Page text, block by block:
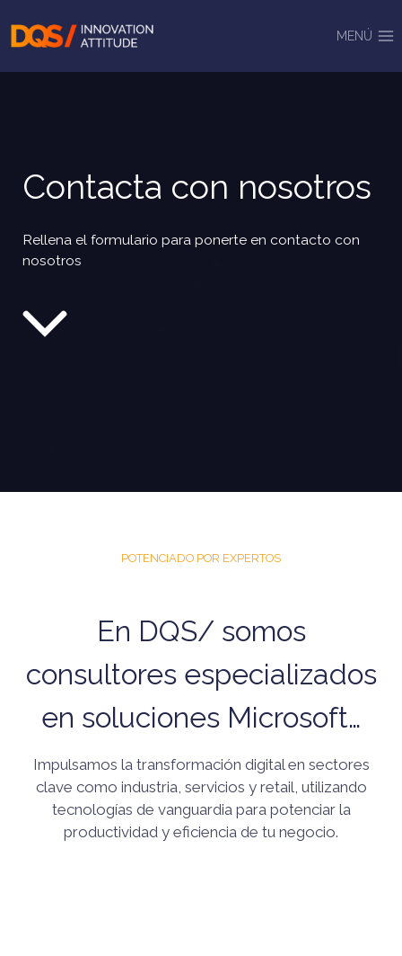
MENÚ
Contacta con nosotros
Rellena el formulario para ponerte en contacto con
nosotros
POTENCIADO POR EXPERTOS
En DQS/ somos
consultores especializados
en soluciones Microsoft…
Impulsamos la transformación digital en sectores
clave como industria, servicios y retail, utilizando
tecnologías de vanguardia para potenciar la
productividad y eficiencia de tu negocio.